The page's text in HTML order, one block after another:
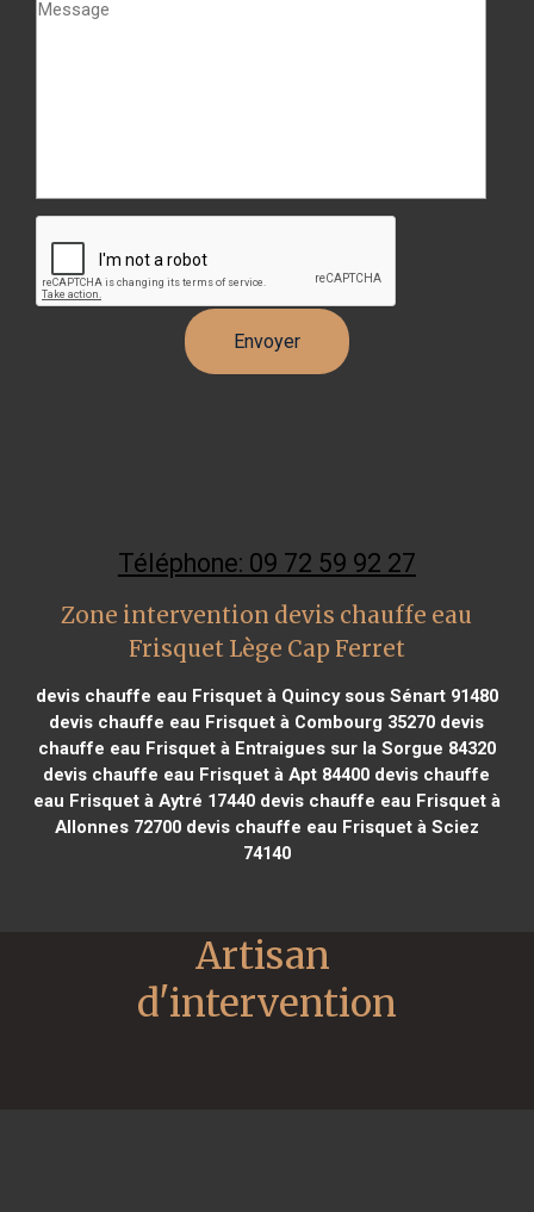
Téléphone: 09 72 59 92 27
Zone intervention devis chauffe eau
Frisquet Lège Cap Ferret
devis chauffe eau Frisquet à Quincy sous Sénart 91480
devis chauffe eau Frisquet à Combourg 35270 devis
chauffe eau Frisquet à Entraigues sur la Sorgue 84320
devis chauffe eau Frisquet à Apt 84400 devis chauffe
eau Frisquet à Aytré 17440devis chauffe eau Frisquet à
Allonnes 72700devis chauffe eau Frisquet à Sciez
74140
Artisan
d'intervention